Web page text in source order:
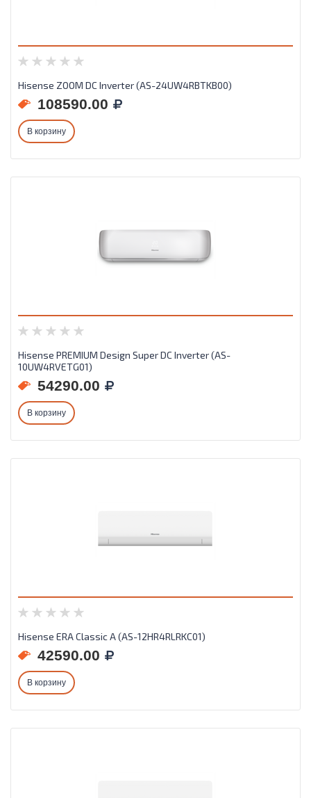
Hisense ZOOM DC Inverter (AS-24UW4RBTKB00)
108590.00
В корзину
Hisense PREMIUM Design Super DC Inverter (AS-
10UW4RVETG01)
54290.00
В корзину
Hisense ERA Classic A (AS-12HR4RLRKC01)
42590.00
В корзину